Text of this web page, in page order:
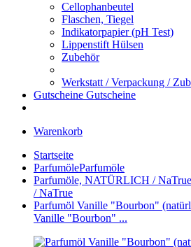
Cellophanbeutel
Flaschen, Tiegel
Indikatorpapier (pH Test)
Lippenstift Hülsen
Zubehör
Werkstatt / Verpackung /
Gutscheine Gutscheine
Warenkorb
Startseite
ParfumöleParfumöle
Parfumöle, NATÜRLICH / NaTrue
/ NaTrue
Parfumöl Vanille "Bourbon"
Vanille "Bourbon" ...